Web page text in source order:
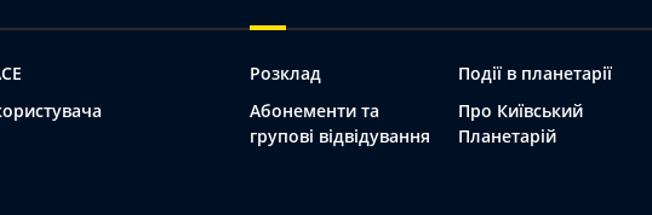
Розклад Події в планетарії
Абонементи та
групові відвідування
Про Київський
Планетарій